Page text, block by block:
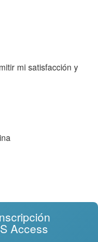
mi satisfacción y
Access